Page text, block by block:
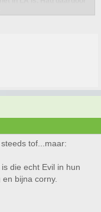
Wat apart was.
tof...maar:
die echt Evil in hun
bijna corny.